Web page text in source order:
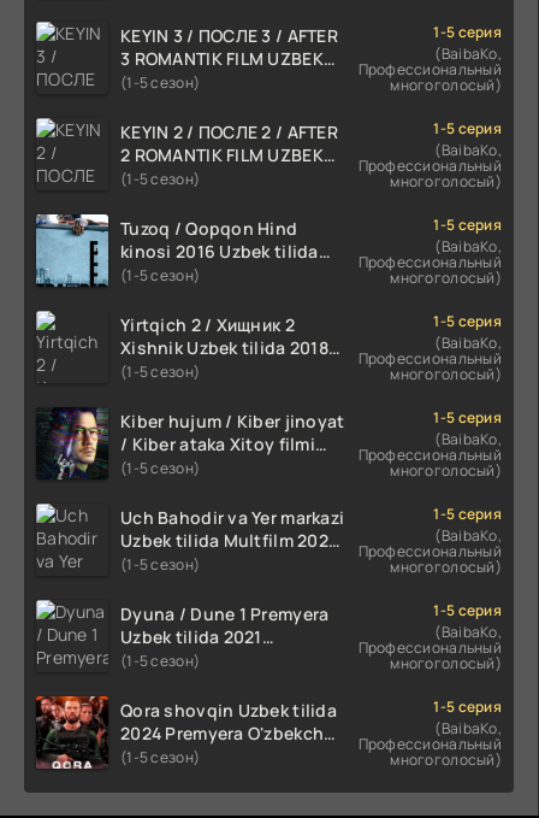
KEYIN 3 / ПОСЛЕ 3 / AFTER
3 ROMANTIK FILM UZBEK
TILIDA 2021 TARJIMA FILM
(1-5 сезон)
1-5 серия
(BaibaKo,
Профессиональный
многоголосый)
KEYIN 2 / ПОСЛЕ 2 / AFTER
2 ROMANTIK FILM UZBEK
TILIDA 2020 TARJIMA FILM
(1-5 сезон)
1-5 серия
(BaibaKo,
Профессиональный
многоголосый)
Tuzoq / Qopqon Hind
kinosi 2016 Uzbek tilida
tarjima film HD
(1-5 сезон)
1-5 серия
(BaibaKo,
Профессиональный
многоголосый)
Yirtqich 2 / Хищник 2
Xishnik Uzbek tilida 2018-
2024 O'zbekcha tarjima
(1-5 сезон)
1-5 серия
(BaibaKo,
Профессиональный
многоголосый)
Kiber hujum / Kiber jinoyat
/ Kiber ataka Xitoy filmi
Uzbek tilida O'zbekcha
HD skachat
(1-5 сезон)
1-5 серия
(BaibaKo,
Профессиональный
многоголосый)
Uch Bahodir va Yer markazi
Uzbek tilida Multfilm 2025
tarjima HD skachat
(1-5 сезон)
1-5 серия
(BaibaKo,
Профессиональный
многоголосый)
Dyuna / Dune 1 Premyera
Uzbek tilida 2021
O'zbekcha tarjima kino HD
(1-5 сезон)
1-5 серия
(BaibaKo,
Профессиональный
многоголосый)
Qora shovqin Uzbek tilida
2024 Premyera O'zbekcha
tarjima kino HD skachat
(1-5 сезон)
1-5 серия
(BaibaKo,
Профессиональный
многоголосый)